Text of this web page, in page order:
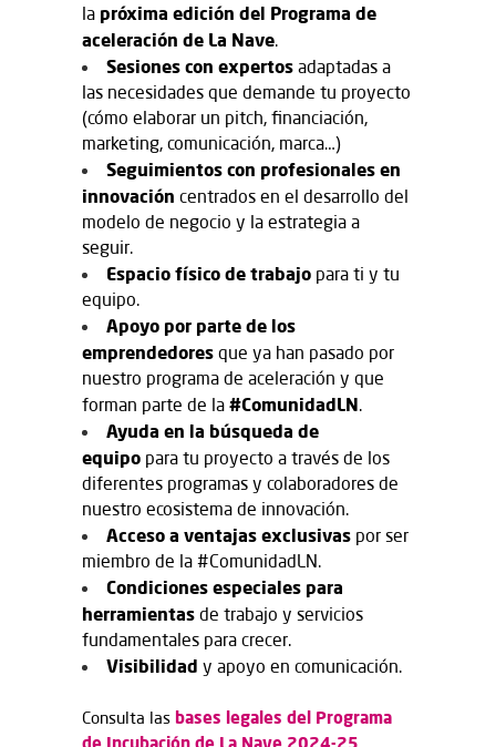
la próxima edición del Programa de
aceleración de La Nave.
Sesiones con expertos adaptadas a
las necesidades que demande tu proyecto
(cómo elaborar un pitch, financiación,
marketing, comunicación, marca…)
Seguimientos con profesionales en
innovación centrados en el desarrollo del
modelo de negocio y la estrategia a
seguir.
Espacio físico de trabajo para ti y tu
equipo.
Apoyo por parte de los
emprendedores que ya han pasado por
nuestro programa de aceleración y que
forman parte de la #ComunidadLN.
Ayuda en la búsqueda de
equipo para tu proyecto a través de los
diferentes programas y colaboradores de
nuestro ecosistema de innovación.
Acceso a ventajas exclusivas por ser
miembro de la #ComunidadLN.
Condiciones especiales para
herramientas de trabajo y servicios
fundamentales para crecer.
Visibilidad y apoyo en comunicación.
Consulta las bases legales del Programa
de Incubación de La Nave 2024-25